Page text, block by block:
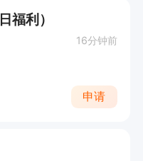
福利）
16分钟前
申请